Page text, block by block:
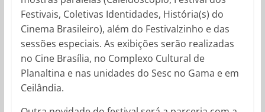
Festivais, Coletivas Identidades, História(s) do
Cinema Brasileiro), além do Festivalzinho e das
sessões especiais. As exibições serão realizadas
no Cine Brasília, no Complexo Cultural de
Planaltina e nas unidades do Sesc no Gama e em
Ceilândia.